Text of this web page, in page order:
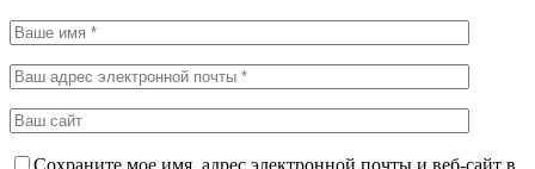
Сохраните мое имя, адрес электронной почты и веб-сайт в